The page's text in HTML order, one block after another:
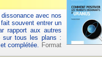
avec nos
souvent entrer un
rapport aux autres
sur tous les plans :
complétée. Format